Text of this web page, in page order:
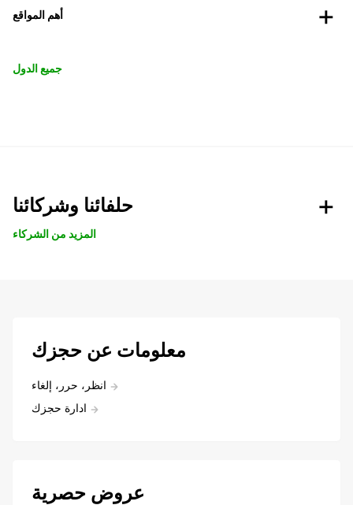
أهم المواقع
جميع الدول
حلفائنا وشركائنا
المزيد من الشركاء
معلومات عن حجزك
انظر، حرر، إلغاء
ادارة حجزك
عروض حصرية